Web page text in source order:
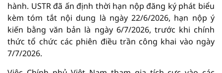
hành. USTR đã ấn định thời hạn nộp đăng ký phát biểu
kèm tóm tắt nội dung là ngày 22/6/2026, hạn nộp ý
kiến bằng văn bản là ngày 6/7/2026, trước khi chính
thức tổ chức các phiên điều trần công khai vào ngày
7/7/2026.